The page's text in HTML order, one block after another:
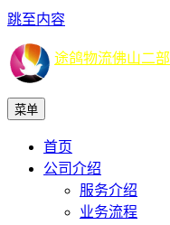
跳至内容
途鸽物流佛山二部
菜单
首页
公司介绍
服务介绍
业务流程